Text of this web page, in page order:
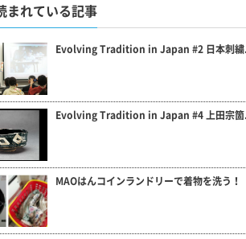
まれている記事
Evolving Tradition in Japan #2 日本刺
Evolving Tradition in Japan #4 上田宗
MAOはんコインランドリーで着物を洗う！